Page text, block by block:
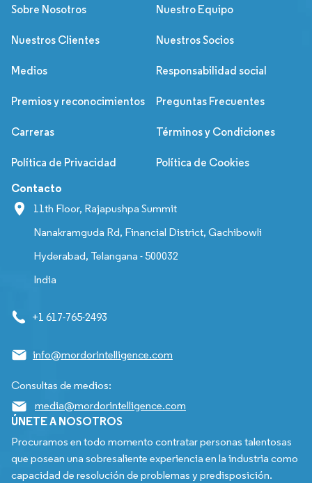
Sobre Nosotros
Nuestro Equipo
Nuestros Clientes Nuestros Socios
Medios Responsabilidad social
Premios y reconocimientos Preguntas Frecuentes
Carreras Términos y Condiciones
Política de Privacidad Política de Cookies
Contacto
11th Floor, Rajapushpa Summit
Nanakramguda Rd, Financial District, Gachibowli
Hyderabad, Telangana - 500032
India
+1 617-765-2493
info@mordorintelligence.com
Consultas de medios:
media@mordorintelligence.com
ÚNETE A NOSOTROS
Procuramos en todo momento contratar personas talentosas
que posean una sobresaliente experiencia en la industria como
capacidad de resolución de problemas y predisposición.